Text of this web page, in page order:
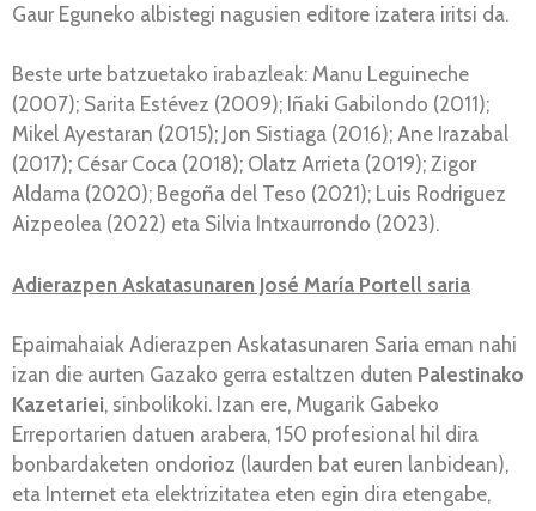
Gaur Eguneko albistegi nagusien editore izatera iritsi da.
Beste urte batzuetako irabazleak: Manu Leguineche
(2007); Sarita Estévez (2009); Iñaki Gabilondo (2011);
Mikel Ayestaran (2015); Jon Sistiaga (2016); Ane Irazabal
(2017); César Coca (2018); Olatz Arrieta (2019); Zigor
Aldama (2020); Begoña del Teso (2021); Luis Rodriguez
Aizpeolea (2022) eta Silvia Intxaurrondo (2023).
Adierazpen Askatasunaren José María Portell saria
Epaimahaiak Adierazpen Askatasunaren Saria eman nahi
izan die aurten Gazako gerra estaltzen duten Palestinako
Kazetariei, sinbolikoki. Izan ere, Mugarik Gabeko
Erreportarien datuen arabera, 150 profesional hil dira
bonbardaketen ondorioz (laurden bat euren lanbidean),
eta Internet eta elektrizitatea eten egin dira etengabe,